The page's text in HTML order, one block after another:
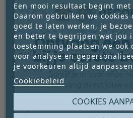
Een mooi resultaat begint
Daarom gebruiken we cookies
goed te laten werken, je
en beter te begrijpen wat jou
toestemming plaatsen we ook
voor analyse en
je voorkeuren altijd
Cookiebeleid
COOKIES
Ontvang
bij je eerste
ontvang direct jouw